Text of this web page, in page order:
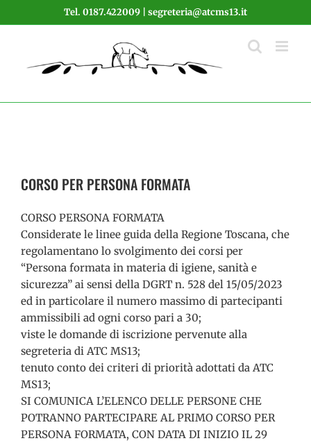
al
Tel. 0187.422009 | segreteria@atcms13.it
CORSO PER PERSONA FORMATA
CORSO PERSONA FORMATA
Considerate le linee guida della Regione Toscana, che
regolamentano lo svolgimento dei corsi per
“Persona formata in materia di igiene, sanità e
sicurezza” ai sensi della DGRT n. 528 del 15/05/2023
ed in particolare il numero massimo di partecipanti
ammissibili ad ogni corso pari a 30;
viste le domande di iscrizione pervenute alla
segreteria di ATC MS13;
tenuto conto dei criteri di priorità adottati da ATC
MS13;
SI COMUNICA L’ELENCO DELLE PERSONE CHE
POTRANNO PARTECIPARE AL PRIMO CORSO PER
PERSONA FORMATA, CON DATA DI INIZIO IL 29